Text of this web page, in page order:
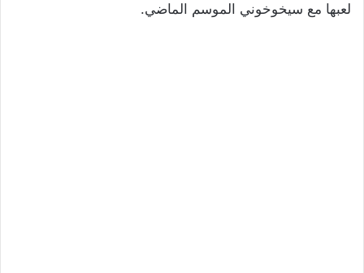
لعبها مع سيخوخوني الموسم الماضي.